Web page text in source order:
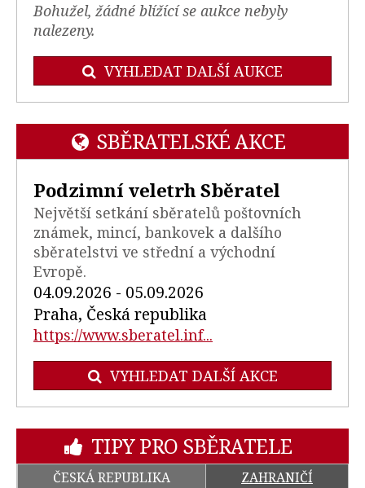
Bohužel, žádné blížící se aukce nebyly
nalezeny.
VYHLEDAT DALŠÍ AUKCE
SBĚRATELSKÉ AKCE
Podzimní veletrh Sběratel
Největší setkání sběratelů poštovních
známek, mincí, bankovek a dalšího
sběratelstvi ve střední a východní
Evropě.
04.09.2026 - 05.09.2026
Praha, Česká republika
https://www.sberatel.inf...
VYHLEDAT DALŠÍ AKCE
TIPY PRO SBĚRATELE
ČESKÁ REPUBLIKA ZAHRANIČÍ